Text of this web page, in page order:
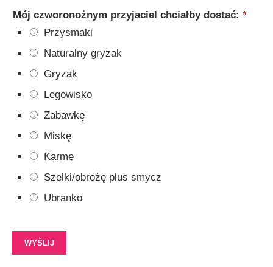
Mój czworonożnym przyjaciel chciałby dostać: *
Przysmaki
Naturalny gryzak
Gryzak
Legowisko
Zabawkę
Miskę
Karmę
Szelki/obrożę plus smycz
Ubranko
WYŚLIJ